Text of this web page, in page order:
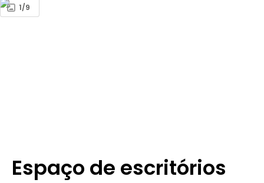
1/9
Espaço de escritórios